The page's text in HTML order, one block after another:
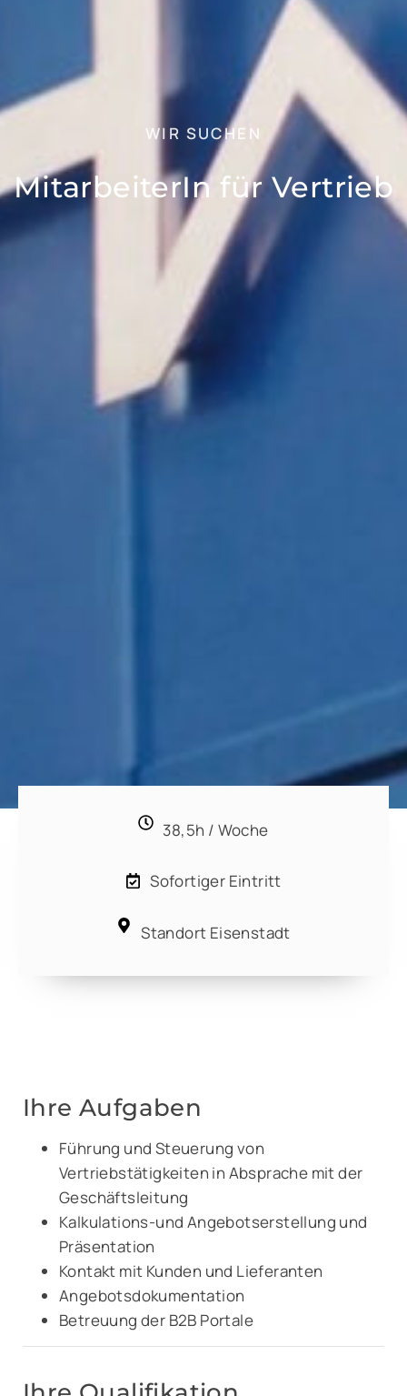
WIR SUCHEN
MitarbeiterIn für Vertrieb
38,5h / Woche
Sofortiger Eintritt
Standort Eisenstadt
Ihre Aufgaben
Führung und Steuerung von
Vertriebstätigkeiten in Absprache mit der
Geschäftsleitung
Kalkulations-und Angebotserstellung und
Präsentation
Kontakt mit Kunden und Lieferanten
Angebotsdokumentation
Betreuung der B2B Portale